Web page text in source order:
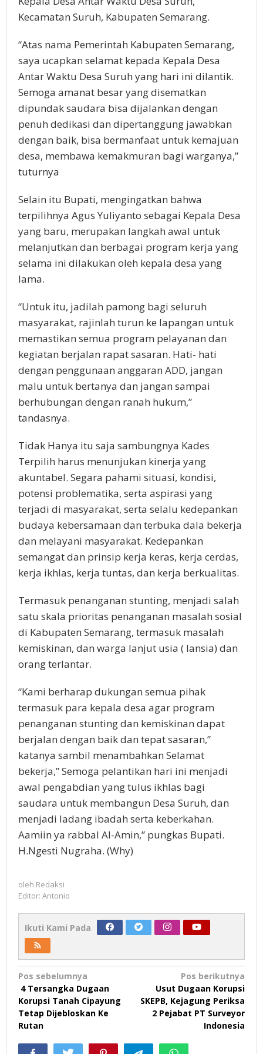
Kecamatan Suruh, Kabupaten Semarang.
“Atas nama Pemerintah Kabupaten Semarang,
saya ucapkan selamat kepada Kepala Desa
Antar Waktu Desa Suruh yang hari ini dilantik.
Semoga amanat besar yang disematkan
dipundak saudara bisa dijalankan dengan
penuh dedikasi dan dipertanggung jawabkan
dengan baik, bisa bermanfaat untuk kemajuan
desa, membawa kemakmuran bagi warganya,”
tuturnya
Selain itu Bupati, mengingatkan bahwa
terpilihnya Agus Yuliyanto sebagai Kepala Desa
yang baru, merupakan langkah awal untuk
melanjutkan dan berbagai program kerja yang
selama ini dilakukan oleh kepala desa yang
lama.
“Untuk itu, jadilah pamong bagi seluruh
masyarakat, rajinlah turun ke lapangan untuk
memastikan semua program pelayanan dan
kegiatan berjalan rapat sasaran. Hati- hati
dengan penggunaan anggaran ADD, jangan
malu untuk bertanya dan jangan sampai
berhubungan dengan ranah hukum,”
tandasnya.
Tidak Hanya itu saja sambungnya Kades
Terpilih harus menunjukan kinerja yang
akuntabel. Segara pahami situasi, kondisi,
potensi problematika, serta aspirasi yang
terjadi di masyarakat, serta selalu kedepankan
budaya kebersamaan dan terbuka dala bekerja
dan melayani masyarakat. Kedepankan
semangat dan prinsip kerja keras, kerja cerdas,
kerja ikhlas, kerja tuntas, dan kerja berkualitas.
Termasuk penanganan stunting, menjadi salah
satu skala prioritas penanganan masalah sosial
di Kabupaten Semarang, termasuk masalah
kemiskinan, dan warga lanjut usia ( lansia) dan
orang terlantar.
“Kami berharap dukungan semua pihak
termasuk para kepala desa agar program
penanganan stunting dan kemiskinan dapat
berjalan dengan baik dan tepat sasaran,”
katanya sambil menambahkan Selamat
bekerja,” Semoga pelantikan hari ini menjadi
awal pengabdian yang tulus ikhlas bagi
saudara untuk membangun Desa Suruh, dan
menjadi ladang ibadah serta keberkahan.
Aamiin ya rabbal Al-Amin,” pungkas Bupati.
H.Ngesti Nugraha. (Why)
oleh Redaksi
Editor: Antonio
Ikuti Kami Pada
Navigasi
pos
Pos sebelumnya
4 Tersangka Dugaan
Korupsi Tanah Cipayung
Tetap Dijebloskan Ke
Rutan
Pos berikutnya
Usut Dugaan Korupsi
SKEPB, Kejagung Periksa
2 Pejabat PT Surveyor
Indonesia